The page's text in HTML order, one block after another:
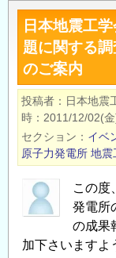
本
大
震
災
合
同
査
報
告
原
力
日本地震工
題に関する
のご案内
投稿者 日本地震
時
2011/12/02(
セクション
イベ
原子力発電所 地震
この度
発電所
の成果
加下さいますよ